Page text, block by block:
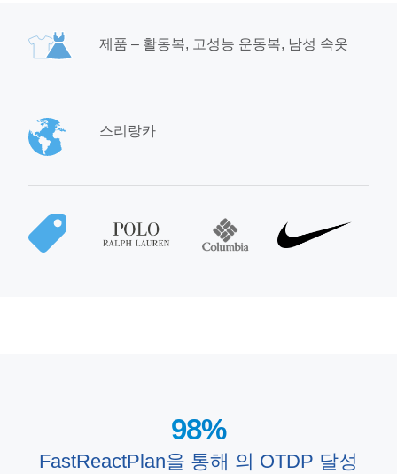
제품 – 활동복, 고성능 운동복, 남성 속옷
스리랑카
98%
FastReactPlan을 통해 의 OTDP 달성